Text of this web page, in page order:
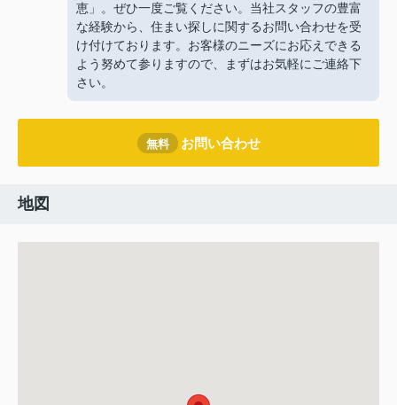
恵」。ぜひ一度ご覧ください。当社スタッフの豊富
な経験から、住まい探しに関するお問い合わせを受
け付けております。お客様のニーズにお応えできる
よう努めて参りますので、まずはお気軽にご連絡下
さい。
無料 お問い合わせ
地図